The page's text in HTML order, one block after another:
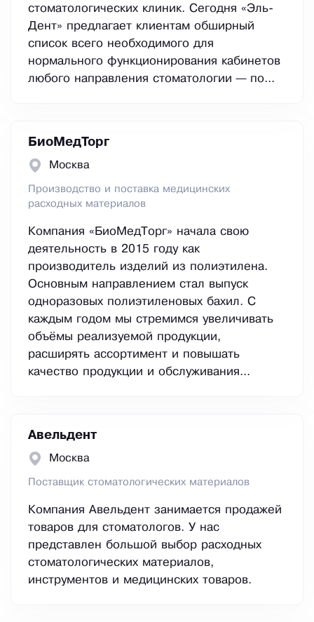
стоматологических клиник. Сегодня «Эль-
Дент» предлагает клиентам обширный
список всего необходимого для
нормального функционирования кабинетов
любого направления стоматологии — по...
БиоМедТорг
Москва
Производство и поставка медицинских
расходных материалов
Компания «БиоМедТорг» начала свою
деятельность в 2015 году как
производитель изделий из полиэтилена.
Основным направлением стал выпуск
одноразовых полиэтиленовых бахил. С
каждым годом мы стремимся увеличивать
объёмы реализуемой продукции,
расширять ассортимент и повышать
качество продукции и обслуживания...
Авельдент
Москва
Поставщик стоматологических материалов
Компания Авельдент занимается продажей
товаров для стоматологов. У нас
представлен большой выбор расходных
стоматологических материалов,
инструментов и медицинских товаров.